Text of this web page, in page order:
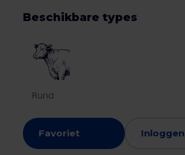
Beschikbare types
Rund
Favoriet Inloggen